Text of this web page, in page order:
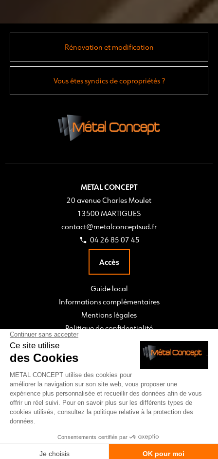
place mail
Rénovation et modification
Vous êtes syndics de copropriétés ?
METAL CONCEPT
20 avenue Charles Moulet
13500 MARTIGUES
contact@metalconceptsud.fr
04 26 85 07 45
Accès
Guide local
Informations complémentaires
Mentions légales
Politique de confidentialité